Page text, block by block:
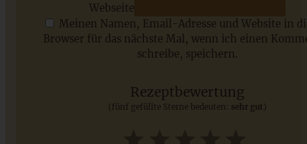
Saisonale Rezepte im Juli - meine 7 sommerlichen
Webseite
Meinen Namen, Email-Adresse und Website in
Browser für das nächste Mal, wenn ich einen
schreibe, speichern.
Rezeptbewertung
(fünf gefüllte Sterne bedeuten: sehr gut )